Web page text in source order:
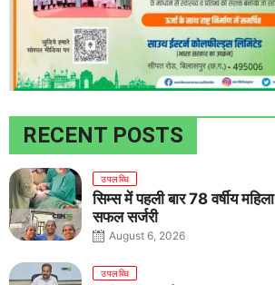
RECENT POSTS
उपलब्धि
सिम्स में पहली बार 78 वर्षीय
सफल सर्जरी
August 6, 2026
उपलब्धि